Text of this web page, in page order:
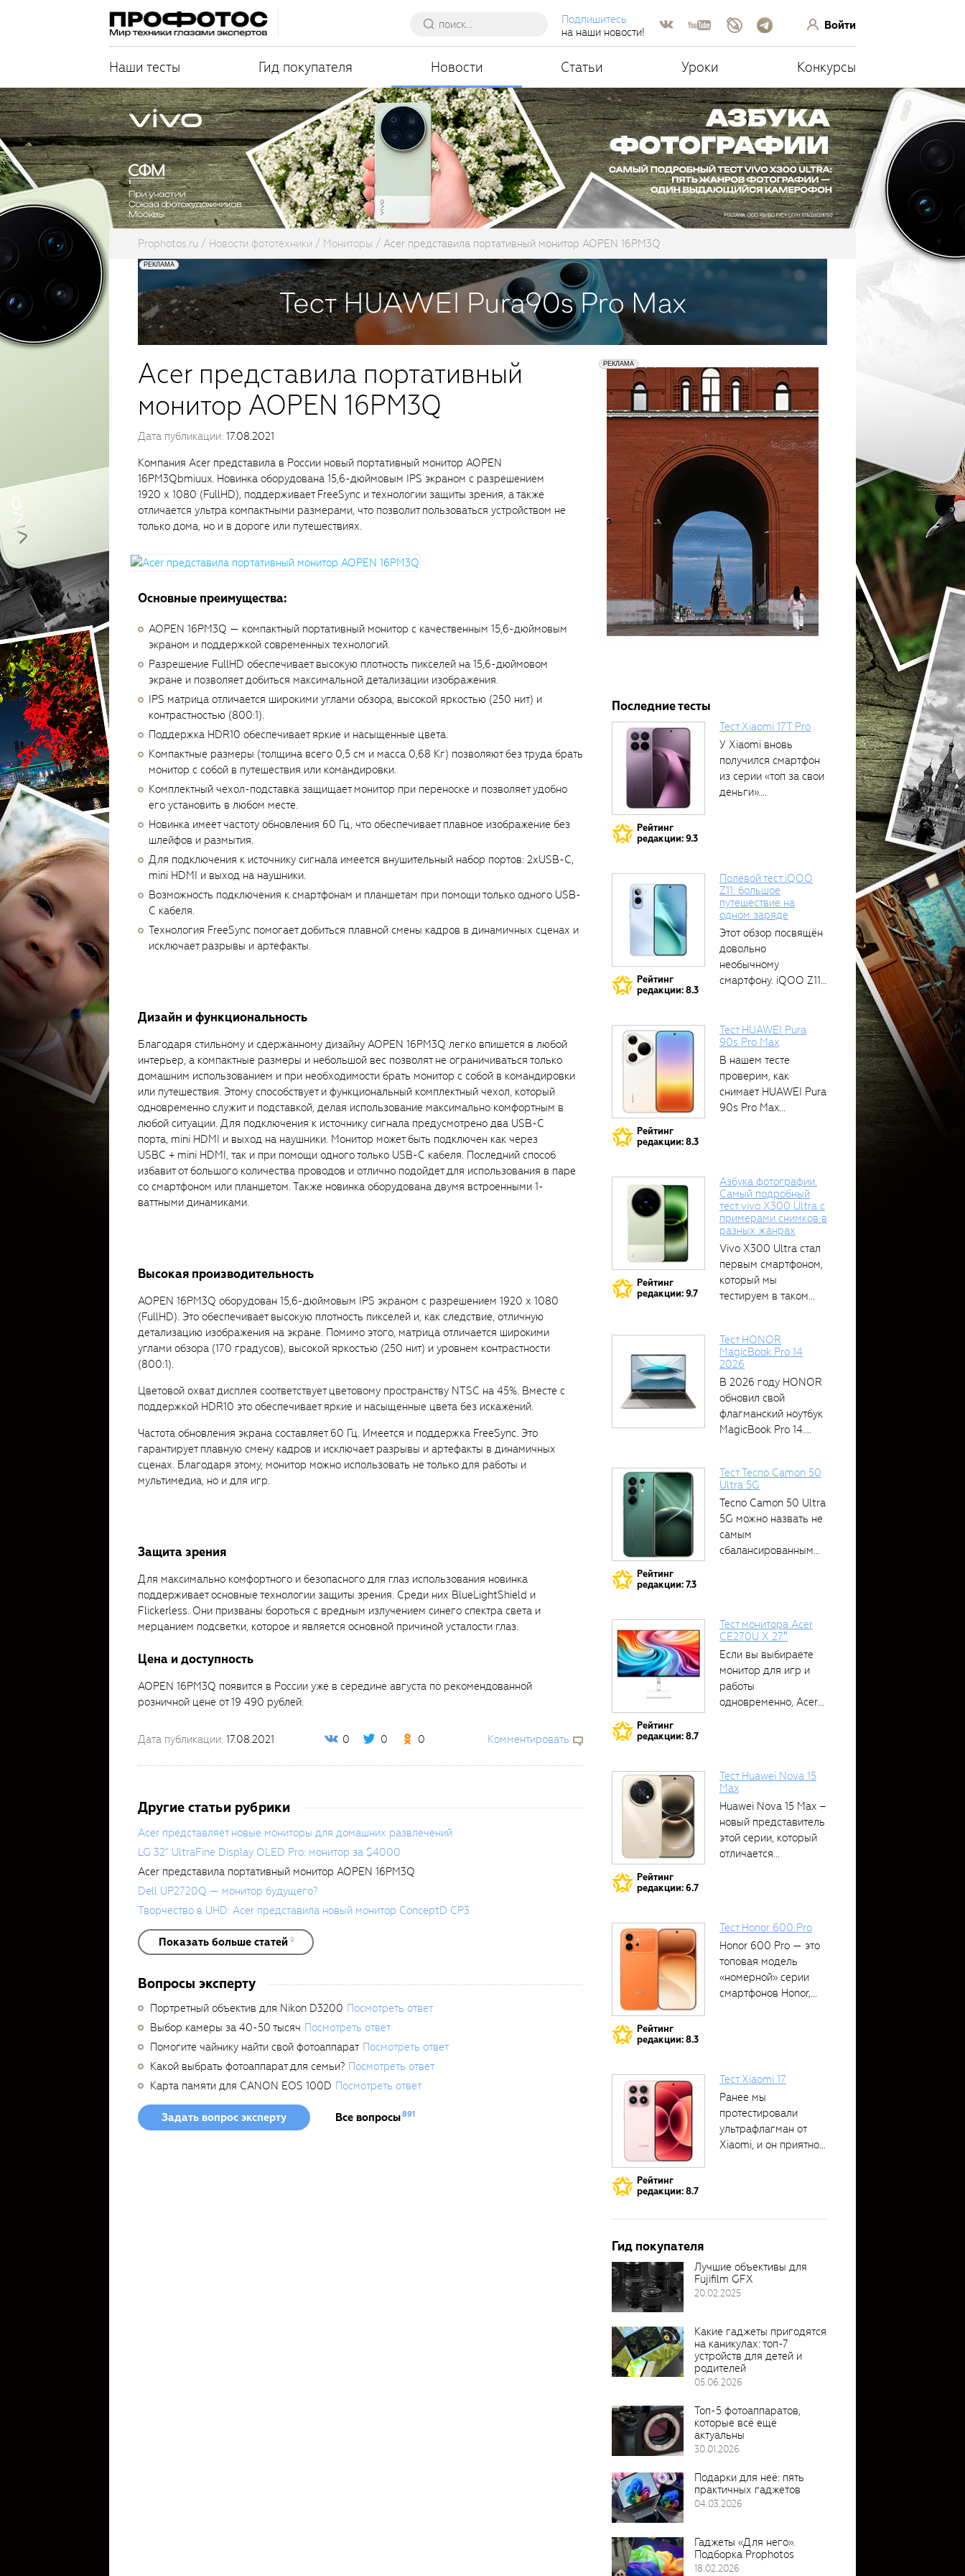
Подпишитесь
на наши новости!
Войти
Наши тесты Гид покупателя Новости Статьи Уроки Конкурсы
Prophotos.ru Новости фототехники Мониторы Acer представила портативный монитор AOPEN 16PM3Q
Acer представила портативный
монитор AOPEN 16PM3Q
Дата публикации: 17.08.2021
Компания Acer представила в России новый портативный монитор AOPEN
16PM3Qbmiuux. Новинка оборудована 15,6-дюймовым IPS экраном с разрешением
1920 х 1080 (FullHD), поддерживает FreeSync и технологии защиты зрения, а также
отличается ультра компактными размерами, что позволит пользоваться устройством не
только дома, но и в дороге или путешествиях.
Основные преимущества:
AOPEN 16PM3Q — компактный портативный монитор с качественным 15,6-дюймовым
экраном и поддержкой современных технологий.
Разрешение FullHD обеспечивает высокую плотность пикселей на 15,6-дюймовом
экране и позволяет добиться максимальной детализации изображения.
IPS матрица отличается широкими углами обзора, высокой яркостью (250 нит) и
контрастностью (800:1).
Поддержка HDR10 обеспечивает яркие и насыщенные цвета.
Компактные размеры (толщина всего 0,5 см и масса 0,68 Кг) позволяют без труда брать
монитор с собой в путешествия или командировки.
Комплектный чехол-подставка защищает монитор при переноске и позволяет удобно
его установить в любом месте.
Новинка имеет частоту обновления 60 Гц, что обеспечивает плавное изображение без
шлейфов и размытия.
Для подключения к источнику сигнала имеется внушительный набор портов: 2хUSB-C,
mini HDMI и выход на наушники.
Возможность подключения к смартфонам и планшетам при помощи только одного USB-
C кабеля.
Технология FreeSync помогает добиться плавной смены кадров в динамичных сценах и
исключает разрывы и артефакты.
Дизайн и функциональность
Благодаря стильному и сдержанному дизайну AOPEN 16PM3Q легко впишется в любой
интерьер, а компактные размеры и небольшой вес позволят не ограничиваться только
домашним использованием и при необходимости брать монитор с собой в командировки
или путешествия. Этому способствует и функциональный комплектный чехол, который
одновременно служит и подставкой, делая использование максимально комфортным в
любой ситуации. Для подключения к источнику сигнала предусмотрено два USB-C
порта, mini HDMI и выход на наушники. Монитор может быть подключен как через
USBC + mini HDMI, так и при помощи одного только USB-С кабеля. Последний способ
избавит от большого количества проводов и отлично подойдет для использования в паре
со смартфоном или планшетом. Также новинка оборудована двумя встроенными 1-
ваттными динамиками.
Высокая производительность
AOPEN 16PM3Q оборудован 15,6-дюймовым IPS экраном с разрешением 1920 х 1080
(FullHD). Это обеспечивает высокую плотность пикселей и, как следствие, отличную
детализацию изображения на экране. Помимо этого, матрица отличается широкими
углами обзора (170 градусов), высокой яркостью (250 нит) и уровнем контрастности
(800:1).
Цветовой охват дисплея соответствует цветовому пространству NTSC на 45%. Вместе с
поддержкой HDR10 это обеспечивает яркие и насыщенные цвета без искажений.
Частота обновления экрана составляет 60 Гц. Имеется и поддержка FreeSync. Это
гарантирует плавную смену кадров и исключает разрывы и артефакты в динамичных
сценах. Благодаря этому, монитор можно использовать не только для работы и
мультимедиа, но и для игр.
Защита зрения
Для максимально комфортного и безопасного для глаз использования новинка
поддерживает основные технологии защиты зрения. Среди них BlueLightShield и
Flickerless. Они призваны бороться с вредным излучением синего спектра света и
мерцанием подсветки, которое и является основной причиной усталости глаз.
Цена и доступность
AOPEN 16PM3Q появится в России уже в середине августа по рекомендованной
розничной цене от 19 490 рублей.
Дата публикации: 17.08.2021 0 0 0 Комментировать
Другие статьи рубрики
Acer представляет новые мониторы для домашних развлечений
LG 32” UltraFine Display OLED Pro: монитор за $4000
Acer представила портативный монитор AOPEN 16PM3Q
Dell UP2720Q — монитор будущего?
Творчество в UHD: Acer представила новый монитор ConceptD CP3
Показать больше статей 9
Вопросы эксперту
Портретный объектив для Nikon D3200 Посмотреть ответ
Выбор камеры за 40-50 тысяч Посмотреть ответ
Помогите чайнику найти свой фотоаппарат Посмотреть ответ
Какой выбрать фотоаппарат для семьи? Посмотреть ответ
Карта памяти для CANON EOS 100D Посмотреть ответ
Задать вопрос эксперту Все вопросы891
Последние тесты
Рейтинг
редакции: 9.3
Тест Xiaomi 17T Pro
У Xiaomi вновь
получился смартфон
из серии «топ за свои
деньги»....
Рейтинг
редакции: 8.3
Полевой тест iQOO
Z11: большое
путешествие на
одном заряде
Этот обзор посвящён
довольно
необычному
смартфону. iQOO Z11
Рейтинг
редакции: 8.3
Тест HUAWEI Pura
90s Pro Max
В нашем тесте
проверим, как
снимает HUAWEI Pura
90s Pro Max...
Рейтинг
редакции: 9.7
Азбука фотографии.
Самый подробный
тест vivo X300 Ultra с
примерами снимков в
разных жанрах
Vivo X300 Ultra стал
первым смартфоном,
который мы
тестируем в таком...
Тест HONOR
MagicBook Pro 14
2026
В 2026 году HONOR
обновил свой
флагманский ноутбук
MagicBook Pro 14....
Рейтинг
редакции: 7.3
Тест Tecno Camon 50
Ultra 5G
Tecno Camon 50 Ultra
5G можно назвать не
самым
сбалансированным
Рейтинг
редакции: 8.7
Тест монитора Acer
CE270U X 27″
Если вы выбираете
монитор для игр и
работы
одновременно, Acer
Рейтинг
редакции: 6.7
Тест Huawei Nova 15
Max
Huawei Nova 15 Max –
новый представитель
этой серии, который
отличается...
Рейтинг
редакции: 8.3
Тест Honor 600 Pro
Honor 600 Pro — это
топовая модель
«номерной» серии
смартфонов Honor,...
Рейтинг
редакции: 8.7
Тест Xiaomi 17
Ранее мы
протестировали
ультрафлагман от
Xiaomi, и он приятно
Гид покупателя
Лучшие объективы для
Fujifilm GFX
20.02.2025
Какие гаджеты пригодятся
на каникулах: топ-7
устройств для детей и
родителей
05.06.2026
Топ-5 фотоаппаратов,
которые всё ещё
актуальны
30.01.2026
Подарки для неё: пять
практичных гаджетов
04.03.2026
Гаджеты «Для него».
Подборка Prophotos
18.02.2026